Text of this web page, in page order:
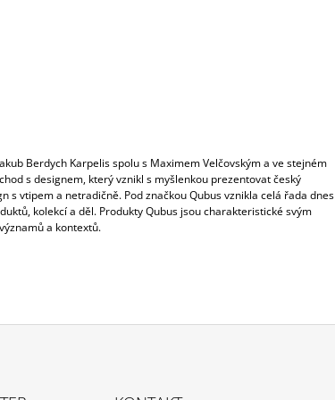
Berdych Karpelis spolu s Maximem Velčovským a ve stejném
s designem, který vznikl s myšlenkou prezentovat český
s vtipem a netradičně. Pod značkou Qubus vznikla celá řada dnes
kolekcí a děl. Produkty Qubus jsou charakteristické svým
a kontextů.